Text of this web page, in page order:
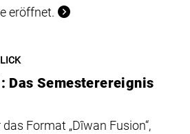
eröffnet.
Das Semesterereignis
Format „Dîwan Fusion“,